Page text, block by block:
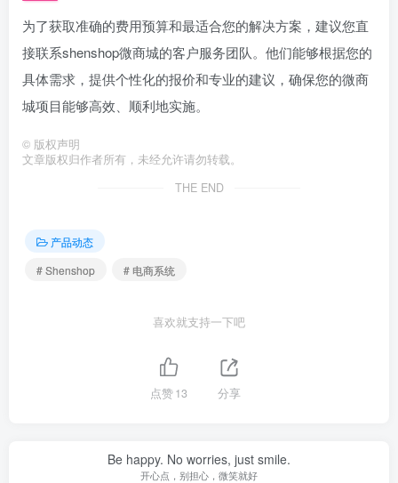
为了获取准确的费用预算和最适合您的解决方案，建议您直
接联系shenshop微商城的客户服务团队。他们能够根据您的
具体需求，提供个性化的报价和专业的建议，确保您的微商
城项目能够高效、顺利地实施。
© 版权声明
文章版权归作者所有，未经允许请勿转载。
THE END
产品动态
# Shenshop
# 电商系统
喜欢就支持一下吧
点赞13 分享
Be happy. No worries, just smile.
开心点，别担心，微笑就好